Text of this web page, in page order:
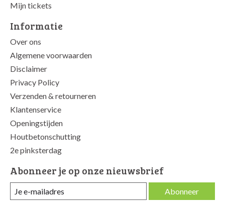
Mijn tickets
Informatie
Over ons
Algemene voorwaarden
Disclaimer
Privacy Policy
Verzenden & retourneren
Klantenservice
Openingstijden
Houtbetonschutting
2e pinksterdag
Abonneer je op onze nieuwsbrief
Abonneer